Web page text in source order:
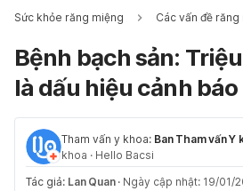
Sức khỏe răng miệng Các vấn đề
Bệnh bạch sản:
là dấu hiệu cảnh
Tham vấn y khoa: Ban Tham vấn Y
khoa · Hello Bacsi
Tác giả: Lan Quan · Ngày cập nhật: 19/01/